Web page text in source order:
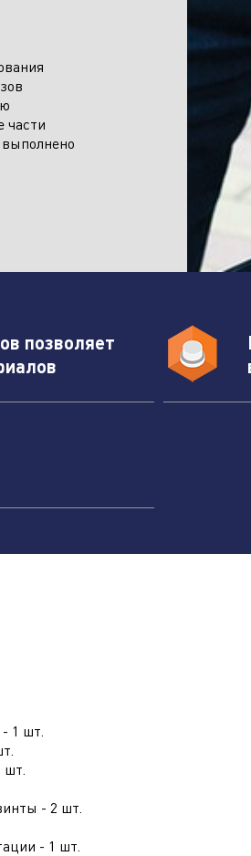
заявку
кнопку "отправить", вы
обработки персональных данных.
части
позволяет
1 шт.
- 2 шт.
- 1 шт.